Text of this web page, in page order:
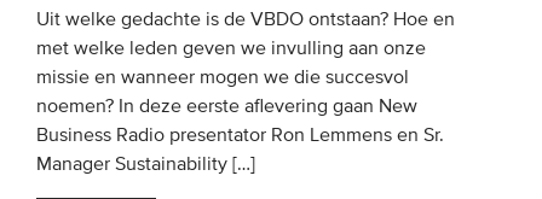
Uit welke gedachte is de VBDO ontstaan? Hoe en
met welke leden geven we invulling aan onze
missie en wanneer mogen we die succesvol
noemen? In deze eerste aflevering gaan New
Business Radio presentator Ron Lemmens en Sr.
Manager Sustainability […]